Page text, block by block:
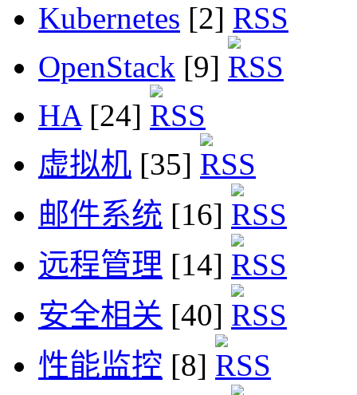
Kubernetes [2]
OpenStack [9]
HA[24]
虚拟机 [35]
邮件系统 [16]
远程管理 [14]
安全相关 [40]
性能监控 [8]